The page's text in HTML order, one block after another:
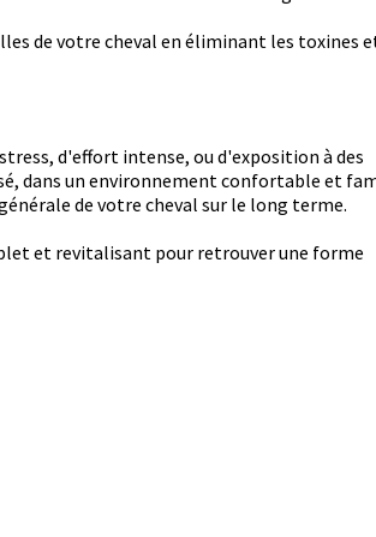
de votre cheval en éliminant les toxines
d'effort intense, ou d'exposition à des
dans un environnement confortable et
de votre cheval sur le long terme.
et revitalisant pour retrouver une forme